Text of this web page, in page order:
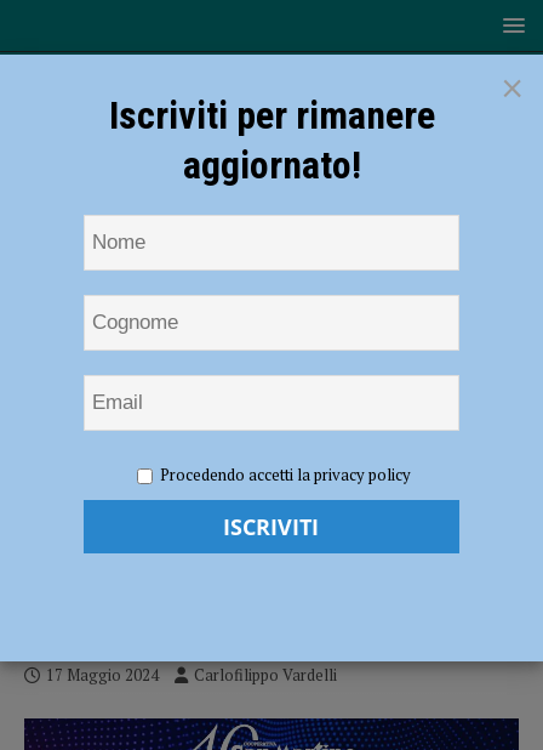
Giorgio attende Riccione per la gara d’andata dei play off
Volley, Serie B2 – La Pallavolo San
17 Maggio 2024 Carlofilippo Vardelli
×
Iscriviti per rimanere
aggiornato!
Procedendo accetti la privacy policy